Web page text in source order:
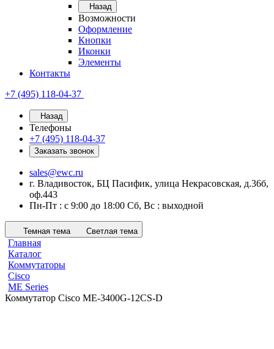
Назад
Возможности
Оформление
Кнопки
Иконки
Элементы
Контакты
+7 (495) 118-04-37
Назад
Телефоны
+7 (495) 118-04-37
Заказать звонок
sales@ewc.ru
г. Владивосток, БЦ Пасифик, улица Некрасовская, д.36б,
оф.443
Пн-Пт : с 9:00 до 18:00 Сб, Вс : выходной
Темная тема Светлая тема
Главная
Каталог
Коммутаторы
Cisco
ME Series
Коммутатор Cisco ME-3400G-12CS-D